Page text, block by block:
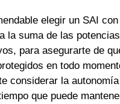
elegir un SAI
la suma de las
para asegurarte de
en todo
considerar la
que puede